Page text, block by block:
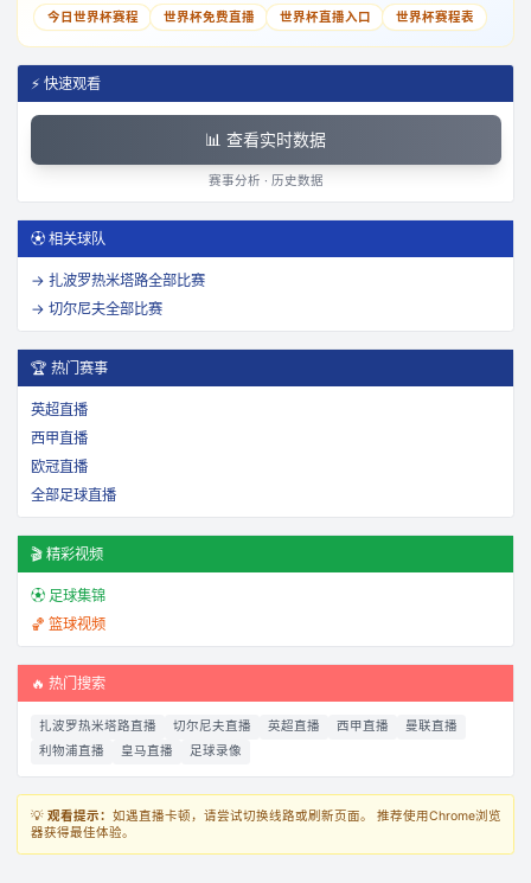
今日世界杯赛程 世界杯免费直播 世界杯直播入口 世界杯赛程表
⚡ 快速观看
📊 查看实时数据
赛事分析 · 历史数据
⚽ 相关球队
→ 扎波罗热米塔路全部比赛
→ 切尔尼夫全部比赛
🏆 热门赛事
英超直播
西甲直播
欧冠直播
全部足球直播
🎬 精彩视频
⚽ 足球集锦
🏀 篮球视频
🔥 热门搜索
扎波罗热米塔路直播 切尔尼夫直播 英超直播 西甲直播
曼联直播
利物浦直播
皇马直播 足球录像
💡 观看提示： 如遇直播卡顿，请尝试切换线路或刷新页面。 推荐使用Chrome浏览
器获得最佳体验。